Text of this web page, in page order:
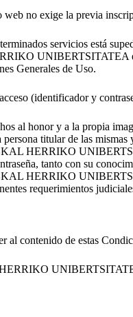
web no exige la previa
servicios está
UNIBERTSITATEA en
Generales de Uso.
(identificador y
al honor y a la propia
titular de las
HERRIKO
tanto con su
HERRIKO
requerimientos
contenido de estas
UNIBERTSITATEA